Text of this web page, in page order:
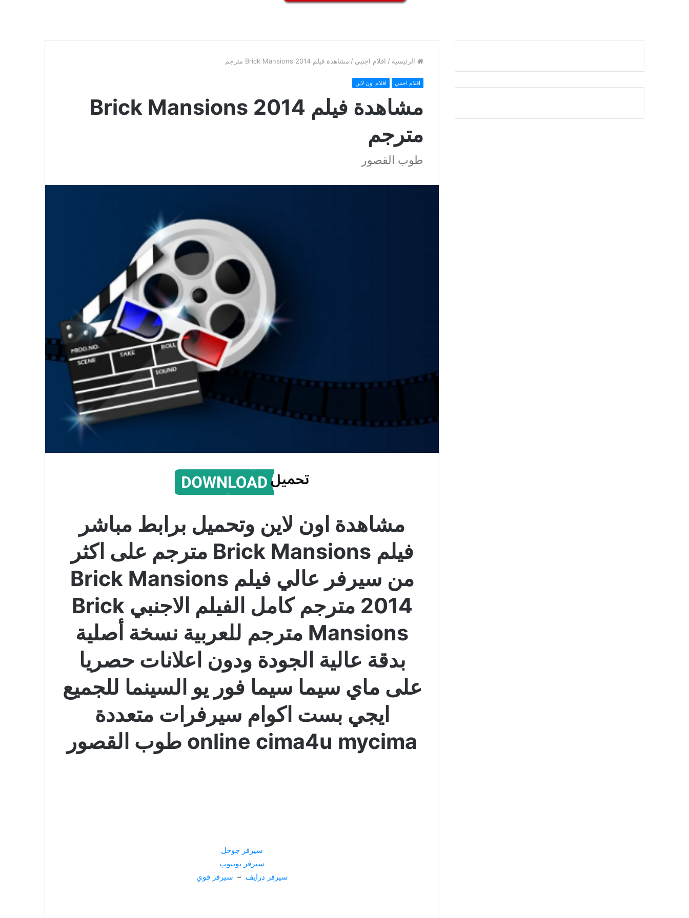
الرئيسية / افلام اجنبي / مشاهدة فيلم Brick Mansions 2014 مترجم
افلام اجنبي افلام اون لاين
مشاهدة فيلم Brick Mansions 2014
مترجم
طوب القصور
مشاهدة اون لاين وتحميل برابط مباشر
فيلم Brick Mansions مترجم على اكثر
من سيرفر عالي فيلم Brick Mansions
2014 مترجم كامل الفيلم الاجنبي Brick
Mansions مترجم للعربية نسخة أصلية
بدقة عالية الجودة ودون اعلانات حصريا
على ماي سيما سيما فور يو السينما للجميع
ايجي بست اكوام سيرفرات متعددة
online cima4u mycima طوب القصور
سيرفر جوجل
سيرفر يوتيوب
سيرفر درايف – سيرفر قوي